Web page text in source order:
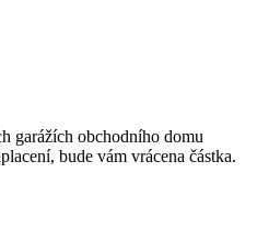
garážích obchodního domu
bude vám vrácena částka.